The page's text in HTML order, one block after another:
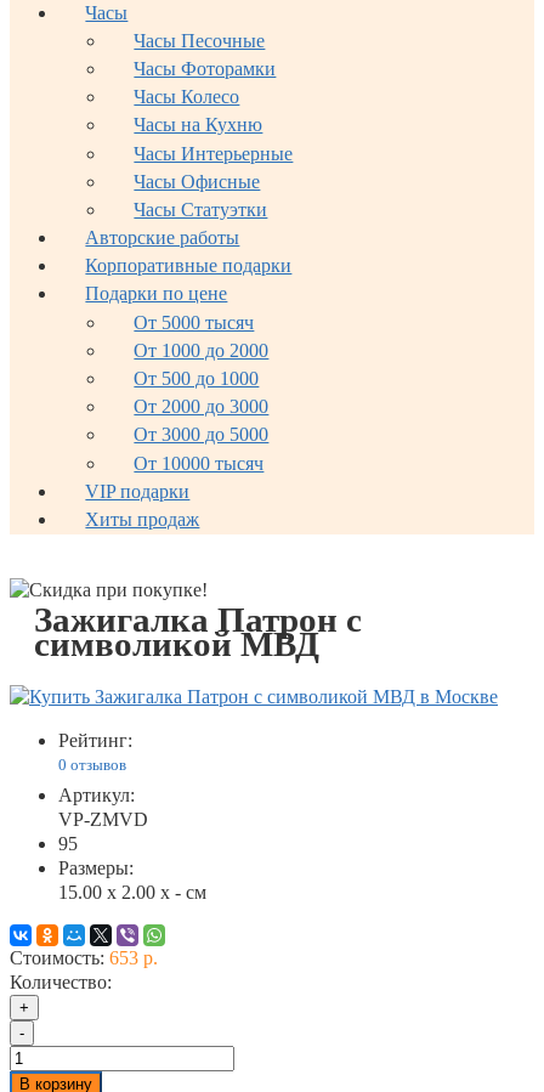
Часы
Часы Песочные
Часы Фоторамки
Часы Колесо
Часы на Кухню
Часы Интерьерные
Часы Офисные
Часы Статуэтки
Авторские работы
Корпоративные подарки
Подарки по цене
От 5000 тысяч
От 1000 до 2000
От 500 до 1000
От 2000 до 3000
От 3000 до 5000
От 10000 тысяч
VIP подарки
Хиты продаж
Зажигалка Патрон с
символикой МВД
Рейтинг:
0 отзывов
Артикул:
VP-ZMVD
95
Размеры:
15.00 x 2.00 x - см
Стоимость: 653 р.
Количество:
+
-
В корзину